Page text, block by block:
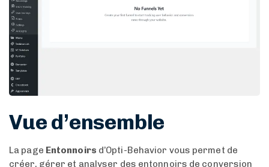
Vue d’ensemble
La page Entonnoirs d’Opti-Behavior vous permet de
créer, gérer et analyser des entonnoirs de conversion